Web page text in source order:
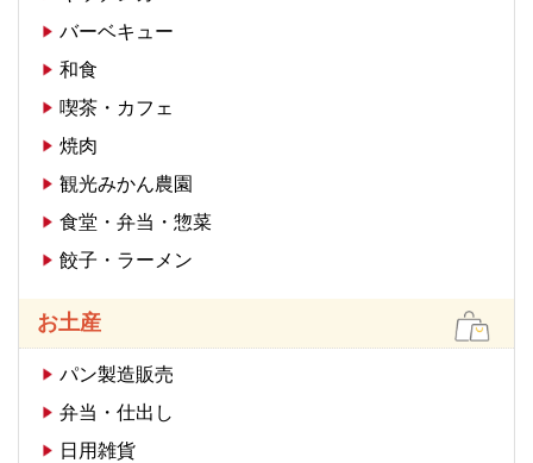
バーベキュー
和食
喫茶・カフェ
焼肉
観光みかん農園
食堂・弁当・惣菜
餃子・ラーメン
お土産
パン製造販売
弁当・仕出し
日用雑貨